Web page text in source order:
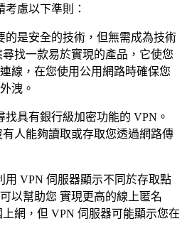
考慮以下準則：
是安全的技術，但無需成為技術
找一款易於實現的產品，它使您
線，在您使用公用網路時確保您
洩。
具有銀行級加密功能的 VPN。
人能夠讀取或存取您透過網路傳
VPN 伺服器顯示不同於存取點
以幫助您 實現更高的線上匿名
網，但 VPN 伺服器可能顯示您在